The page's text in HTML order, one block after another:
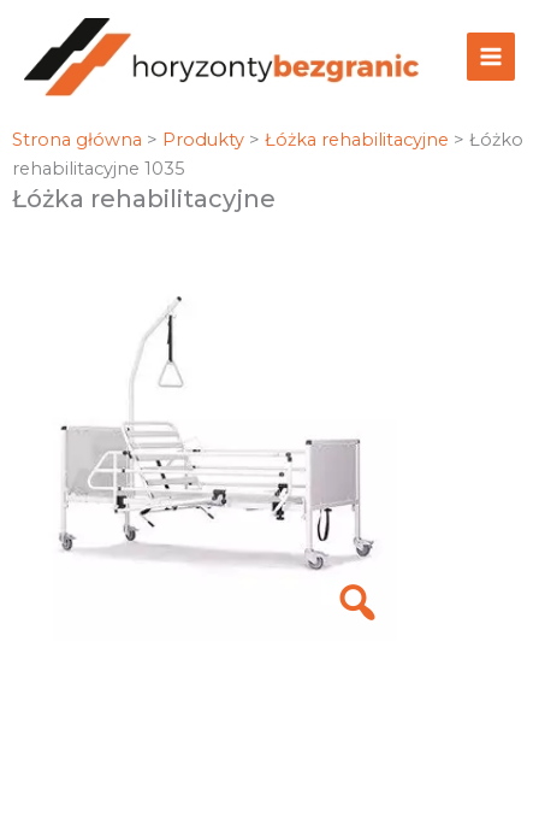
treści
Strona główna > Produkty > Łóżka rehabilitacyjne > Łóżko
rehabilitacyjne 1035
Łóżka rehabilitacyjne